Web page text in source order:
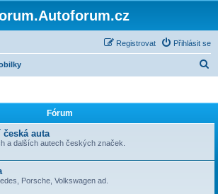
Přihlásit se
Registrovat
Fórum
auta
a dalších autech českých značek.
Porsche, Volkswagen ad.